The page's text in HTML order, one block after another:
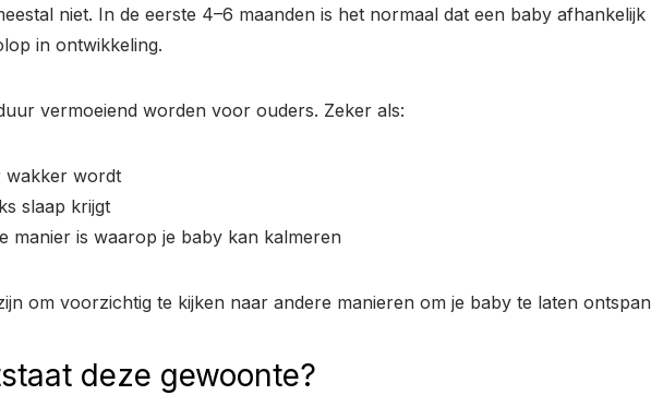
niet. In de eerste 4–6 maanden is het normaal dat een baby
in ontwikkeling.
vermoeiend worden voor ouders. Zeker als:
wakker wordt
slaap krijgt
manier is waarop je baby kan kalmeren
om voorzichtig te kijken naar andere manieren om je baby te laten
deze gewoonte?